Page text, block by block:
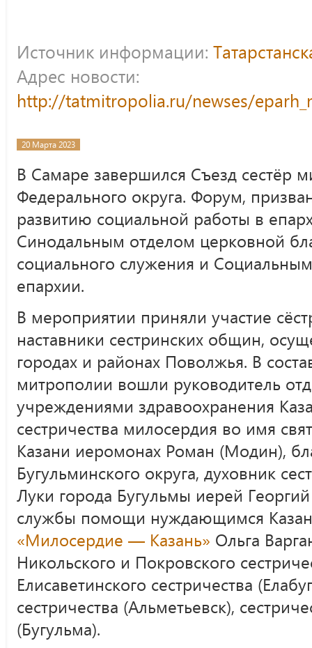
Источник информации:
Адрес новости:
http://tatmitropolia.ru/newses/
20 Марта 2023
В Самаре завершился Съезд сестёр
Федерального округа. Форум,
развитию социальной работы в
Синодальным отделом церковной
социального служения и
епархии.
В мероприятии приняли участие
наставники сестринских общин,
городах и районах Поволжья. В
митрополии вошли руководитель
учреждениями здравоохранения
сестричества милосердия во имя
Казани иеромонах Роман (Модин),
Бугульминского округа, духовник
Луки города Бугульмы иерей
службы помощи нуждающимся
«Милосердие — Казань» Ольга
Никольского и Покровского
Елисаветинского сестричества
сестричества (Альметьевск),
(Бугульма).